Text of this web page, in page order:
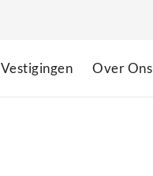
Vestigingen Over Ons